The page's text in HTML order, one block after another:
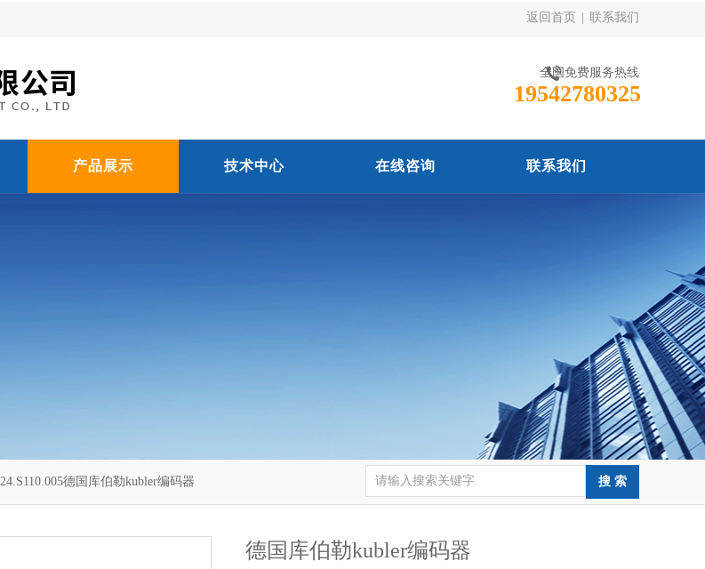
返回首页 联系我们
全国免费服务热线
19542780325
产品展示 技术中心 在线咨询 联系我们
德国库伯勒kubler编码器
德国库伯勒kubler编码器